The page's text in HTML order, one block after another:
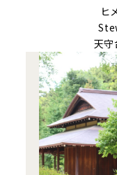
ヒ
天守